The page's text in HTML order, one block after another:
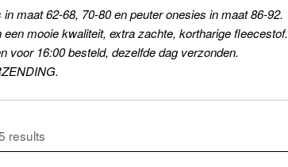
maat 62-68, 70-80 en peuter onesies in maat 86-92.
mooie kwaliteit, extra zachte, kortharige fleecestof.
voor 16:00 besteld, dezelfde dag verzonden.
results